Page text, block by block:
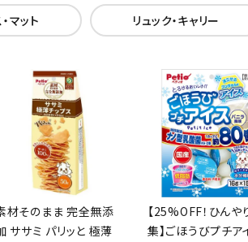
マット リュック・キャリー
材そのまま 完全無添
ササミ パリッと 極薄
【25%OFF！ひんや
集】ごほうびプチア